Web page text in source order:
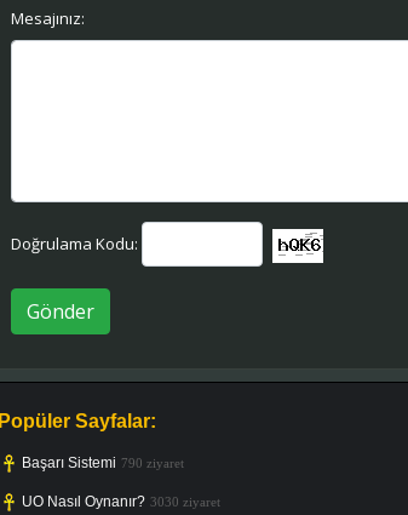
Mesajınız:
Doğrulama Kodu:
Gönder
Popüler Sayfalar:
Başarı Sistemi 790 ziyaret
UO Nasıl Oynanır? 3030 ziyaret